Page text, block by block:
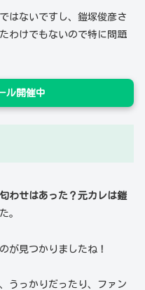
はないですし、鎧塚俊彦さ
わけでもないので特に問題
ル開催中
わせはあった？元カレは鎧
。
が見つかりましたね！
うっかりだったり、ファン